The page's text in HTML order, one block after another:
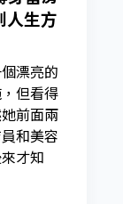
人生方
漂亮的
但看得
前面兩
和美容
才知